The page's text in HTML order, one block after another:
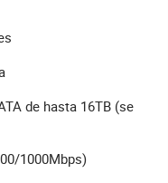
de hasta 16TB (se
1000Mbps)